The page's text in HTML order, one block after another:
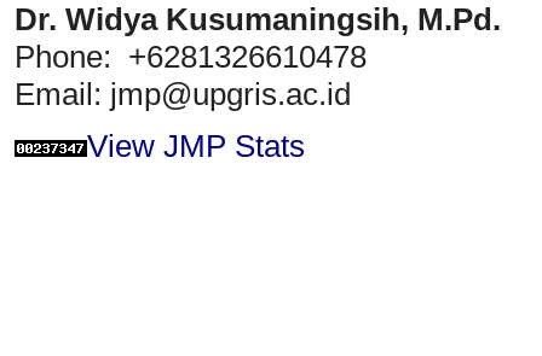
Dr. Widya Kusumaningsih, M.Pd.
Phone: +6281326610478
Email: jmp@upgris.ac.id
View JMP Stats